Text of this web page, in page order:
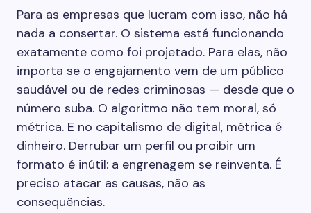
Para as empresas que lucram com isso, não há
nada a consertar. O sistema está funcionando
exatamente como foi projetado. Para elas, não
importa se o engajamento vem de um público
saudável ou de redes criminosas — desde que o
número suba. O algoritmo não tem moral, só
métrica. E no capitalismo de digital, métrica é
dinheiro. Derrubar um perfil ou proibir um
formato é inútil: a engrenagem se reinventa. É
preciso atacar as causas, não as
consequências.